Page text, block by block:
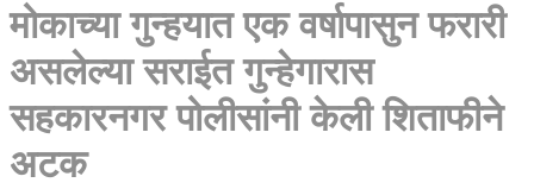
मोकाच्या गुन्हयात एक वर्षापासुन फरारी
असलेल्या सराईत गुन्हेगारास
सहकारनगर पोलीसांनी केली शिताफीने
अटक